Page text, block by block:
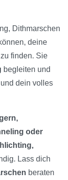
Dithmarschen
deine
finden. Sie
begleiten und
dein volles
oder
Lass dich
beraten